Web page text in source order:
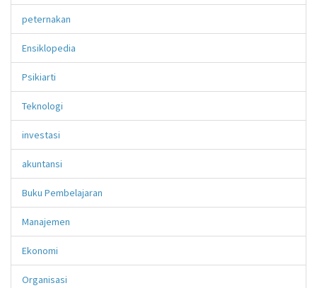
peternakan
Ensiklopedia
Psikiarti
Teknologi
investasi
akuntansi
Buku Pembelajaran
Manajemen
Ekonomi
Organisasi